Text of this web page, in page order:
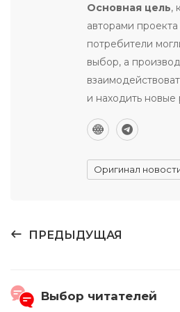
Основная цель,
авторами
потребители
выбор, а
и находить новые
Оригинал
ПРЕДЫДУЩАЯ
Выбор читателей